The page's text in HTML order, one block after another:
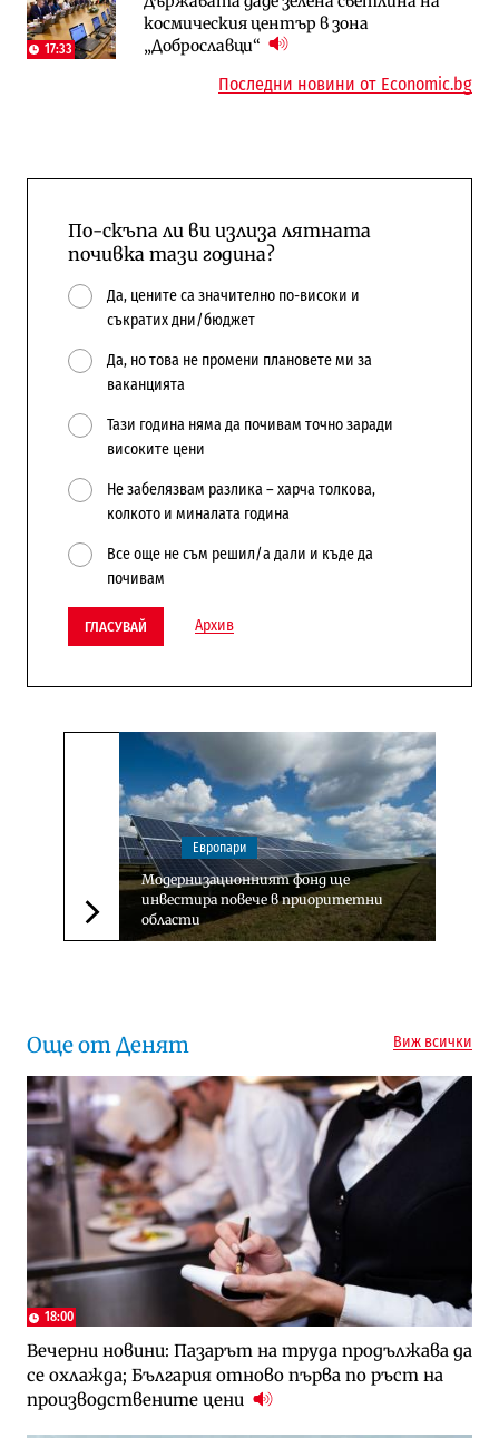
17:33
космическия център в зона
„Доброславци“
Последни новини от Economic.bg
По-скъпа ли ви излиза лятната
почивка тази година?
Да, цените са значително по-високи и
съкратих дни/бюджет
Да, но това не промени плановете ми за
ваканцията
Тази година няма да почивам точно заради
високите цени
Не забелязвам разлика – харча толкова,
колкото и миналата година
Все още не съм решил/а дали и къде да
почивам
ГЛАСУВАЙ Архив
Следваща новина
Европари
Модернизационният фонд ще
инвестира повече в приоритетни
области
Още от Денят Виж всички
18:00
Вечерни новини: Пазарът на труда продължава да
се охлажда; България отново първа по ръст на
производствените цени